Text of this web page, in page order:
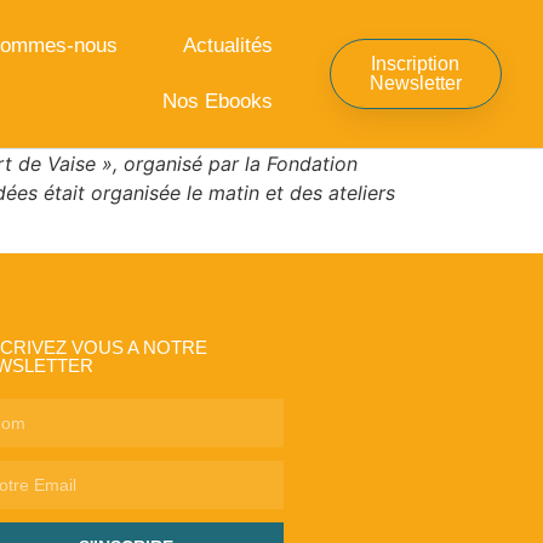
nous Actualités
Nos Ebooks
Inscription
Newsletter
de Vaise », organisé par la Fondation
était organisée le matin et des ateliers
VOUS A NOTRE